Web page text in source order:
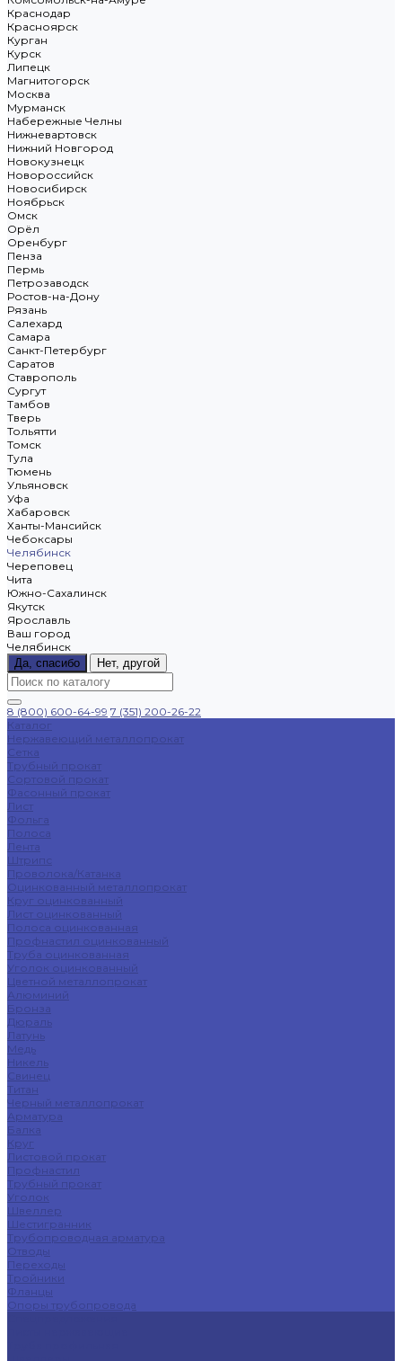
Краснодар
Красноярск
Курган
Курск
Липецк
Магнитогорск
Москва
Мурманск
Набережные Челны
Нижневартовск
Нижний Новгород
Новокузнецк
Новороссийск
Новосибирск
Ноябрьск
Омск
Орёл
Оренбург
Пенза
Пермь
Петрозаводск
Ростов-на-Дону
Рязань
Салехард
Самара
Санкт-Петербург
Саратов
Ставрополь
Сургут
Тамбов
Тверь
Тольятти
Томск
Тула
Тюмень
Ульяновск
Уфа
Хабаровск
Ханты-Мансийск
Чебоксары
Челябинск
Череповец
Чита
Южно-Сахалинск
Якутск
Ярославль
Ваш город
Челябинск
Да, спасибо
Нет, другой
8 (800) 600-64-99 7 (351) 200-26-22
Каталог
Нержавеющий металлопрокат
Сетка
Трубный прокат
Сортовой прокат
Фасонный прокат
Лист
Фольга
Полоса
Лента
Штрипс
Проволока/Катанка
Оцинкованный металлопрокат
Круг оцинкованный
Лист оцинкованный
Полоса оцинкованная
Профнастил оцинкованный
Труба оцинкованная
Уголок оцинкованный
Цветной металлопрокат
Алюминий
Бронза
Дюраль
Латунь
Медь
Никель
Свинец
Титан
Черный металлопрокат
Арматура
Балка
Круг
Листовой прокат
Профнастил
Трубный прокат
Уголок
Швеллер
Шестигранник
Трубопроводная арматура
Отводы
Переходы
Тройники
Фланцы
Опоры трубопровода